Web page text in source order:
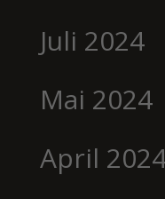
Juli 2024
Mai 2024
April